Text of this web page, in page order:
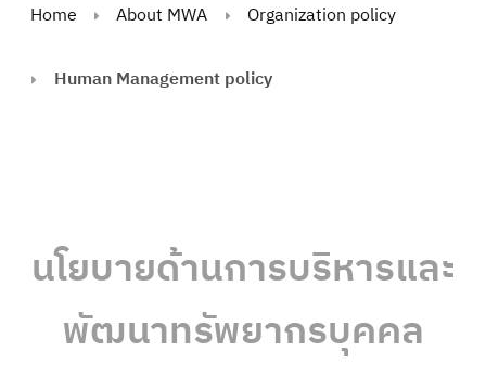
Home About MWA Organization policy
Human Management policy
นโยบายด้านการบริหารและ
พัฒนาทรัพยากรบุคคล